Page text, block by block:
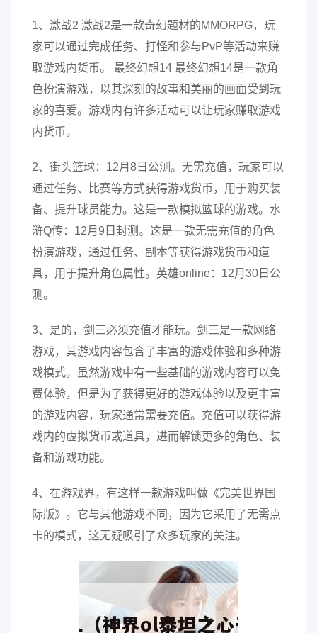
1、激战2 激战2是一款奇幻题材的MMORPG，玩
家可以通过完成任务、打怪和参与PvP等活动来赚
取游戏内货币。 最终幻想14 最终幻想14是一款角
色扮演游戏，以其深刻的故事和美丽的画面受到玩
家的喜爱。游戏内有许多活动可以让玩家赚取游戏
内货币。
2、街头篮球：12月8日公测。无需充值，玩家可以
通过任务、比赛等方式获得游戏货币，用于购买装
备、提升球员能力。这是一款模拟篮球的游戏。水
浒Q传：12月9日封测。这是一款无需充值的角色
扮演游戏，通过任务、副本等获得游戏货币和道
具，用于提升角色属性。英雄online：12月30日公
测。
3、是的，剑三必须充值才能玩。剑三是一款网络
游戏，其游戏内容包含了丰富的游戏体验和多种游
戏模式。虽然游戏中有一些基础的游戏内容可以免
费体验，但是为了获得更好的游戏体验以及更丰富
的游戏内容，玩家通常需要充值。充值可以获得游
戏内的虚拟货币或道具，进而解锁更多的角色、装
备和游戏功能。
4、在游戏界，有这样一款游戏叫做《完美世界国
际版》。它与其他游戏不同，因为它采用了无需点
卡的模式，这无疑吸引了众多玩家的关注。